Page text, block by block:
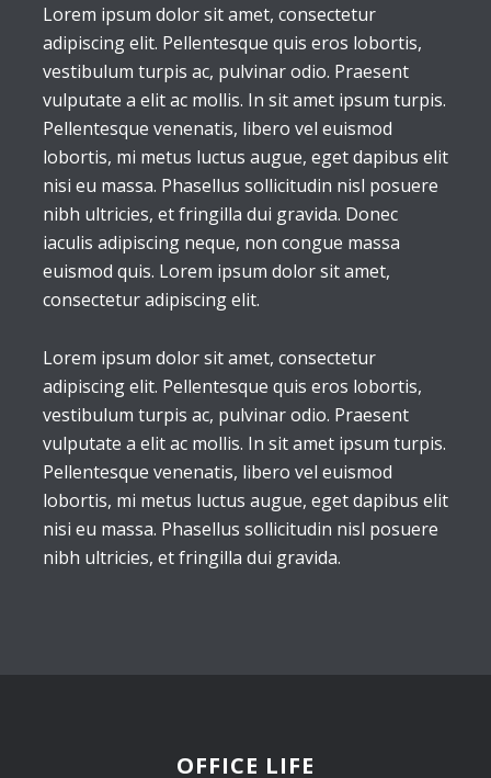
Lorem ipsum dolor sit amet, consectetur
adipiscing elit. Pellentesque quis eros lobortis,
vestibulum turpis ac, pulvinar odio. Praesent
vulputate a elit ac mollis. In sit amet ipsum turpis.
Pellentesque venenatis, libero vel euismod
lobortis, mi metus luctus augue, eget dapibus elit
nisi eu massa. Phasellus sollicitudin nisl posuere
nibh ultricies, et fringilla dui gravida. Donec
iaculis adipiscing neque, non congue massa
euismod quis. Lorem ipsum dolor sit amet,
consectetur adipiscing elit.
Lorem ipsum dolor sit amet, consectetur
adipiscing elit. Pellentesque quis eros lobortis,
vestibulum turpis ac, pulvinar odio. Praesent
vulputate a elit ac mollis. In sit amet ipsum turpis.
Pellentesque venenatis, libero vel euismod
lobortis, mi metus luctus augue, eget dapibus elit
nisi eu massa. Phasellus sollicitudin nisl posuere
nibh ultricies, et fringilla dui gravida.
OFFICE LIFE